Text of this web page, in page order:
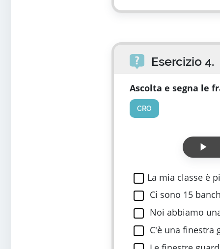
Esercizio 4.
Ascolta e segna le
CRO
Riproduci
La mia classe è
Ci sono 15
Noi abbiamo
C'è una finestra